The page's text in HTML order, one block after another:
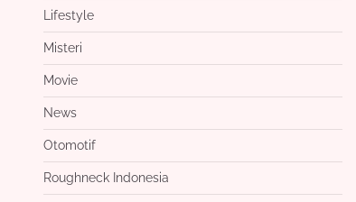
Lifestyle
Misteri
Movie
News
Otomotif
Roughneck Indonesia